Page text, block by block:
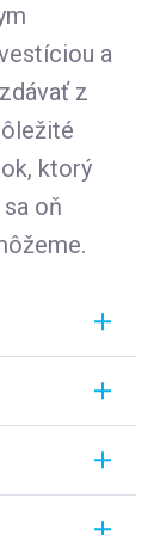
a
z
ktorý
oň
a
ktoré sú